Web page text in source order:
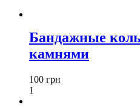
Бандажные
камнями
100 грн
1